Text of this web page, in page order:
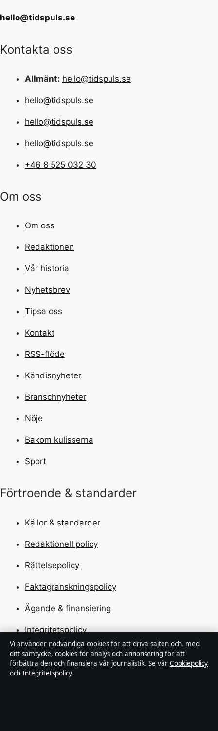
hello@tidspuls.se
Kontakta oss
Allmänt: hello@tidspuls.se
hello@tidspuls.se
hello@tidspuls.se
hello@tidspuls.se
+46 8 525 032 30
Om oss
Om oss
Redaktionen
Vår historia
Nyhetsbrev
Tipsa oss
Kontakt
RSS-flöde
Kändisnyheter
Branschnyheter
Nöje
Bakom kulisserna
Sport
Förtroende & standarder
Källor & standarder
Redaktionell policy
Rättelsepolicy
Faktagranskningspolicy
Ägande & finansiering
Integritetspolicy
Cookiepolicy
Kändisar & integritet
Vi använder nödvändiga cookies för att driva sajten och, med
ditt samtycke, cookies för analys och annonsering för att
förbättra den och finansiera vår journalistik. Se vår Cookiepolicy
och Integritetspolicy.